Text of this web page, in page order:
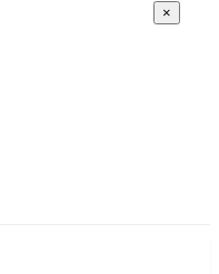
২২ শ্রাবণ ১৪৩৩ বঙ্গাব্দ
×